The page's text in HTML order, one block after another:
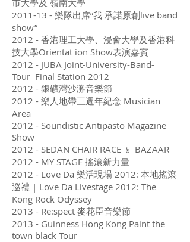
市大學及 嶺南大學
2011-13 - 樂隊出席”我 承諾原創live band
show”
2012 - 香港理工大學、浸會大學及香港科
技大學Orientat ion Show表演嘉賓
2012 - JUBA Joint-University-Band-
Tour Final Station 2012
2012 - 銀礦灣沙灘音樂節
2012 - 樂人地帶三週年紀念 Musician
Area
2012 - Soundistic Antipasto Magazine
Show
2012 - SEDAN CHAIR RACE ﹠ BAZAAR
2012 - MY STAGE 搖滾新力量
2012 - Love Da 樂活現場 2012: 本地搖滾
巡禮 | Love Da Livestage 2012: The
Kong Rock Odyssey
2013 - Re:spect 麥花臣音樂節
2013 - Guinness Hong Kong Paint the
town black Tour